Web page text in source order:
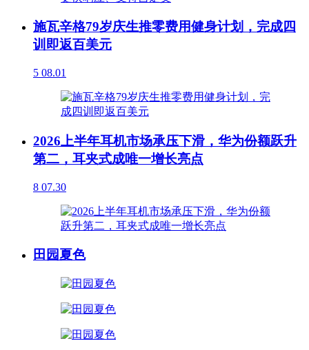
施瓦辛格79岁庆生推零费用健身计划，完成四
训即返百美元
5 08.01
2026上半年耳机市场承压下滑，华为份额跃升
第二，耳夹式成唯一增长亮点
8 07.30
田园夏色